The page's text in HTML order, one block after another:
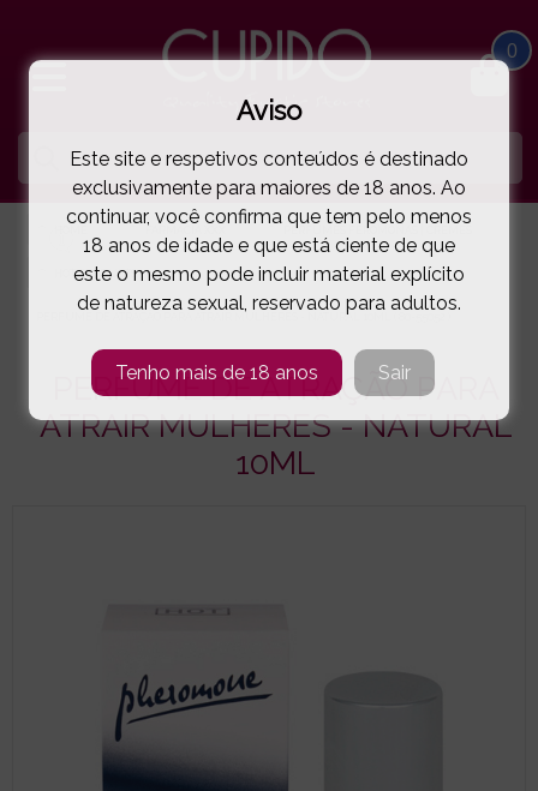
0
PERFUMES FEROMONAS | CREMES
HOT PRODUCTS
PERFUME DE ATRAÇÃO PARA ATRAIR MULHERES - NATURAL 10ML
PERFUME DE ATRAÇÃO PARA
ATRAIR MULHERES - NATURAL
10ML
Aviso
Este site e respetivos conteúdos é destinado
exclusivamente para maiores de 18 anos. Ao
continuar, você confirma que tem pelo menos
18 anos de idade e que está ciente de que
este o mesmo pode incluir material explícito
de natureza sexual, reservado para adultos.
Tenho mais de 18 anos Sair